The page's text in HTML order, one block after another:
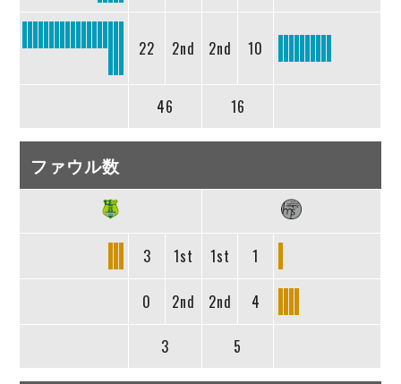
22 2nd 2nd 10
46 16
ファウル数
3 1st 1st 1
0 2nd 2nd 4
3 5